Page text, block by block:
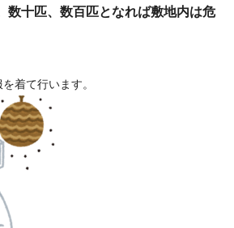
数十匹、数百匹となれば敷地内は危
着て行います。